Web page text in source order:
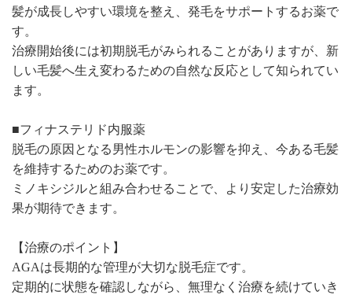
髪が成長しやすい環境を整え、発毛をサポートするお薬で
す。
治療開始後には初期脱毛がみられることがありますが、新
しい毛髪へ生え変わるための自然な反応として知られてい
ます。
■フィナステリド内服薬
脱毛の原因となる男性ホルモンの影響を抑え、今ある毛髪
を維持するためのお薬です。
ミノキシジルと組み合わせることで、より安定した治療効
果が期待できます。
【治療のポイント】
AGAは長期的な管理が大切な脱毛症です。
定期的に状態を確認しながら、無理なく治療を続けていき